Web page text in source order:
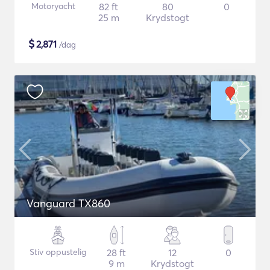
Motoryacht
82 ft
25 m
80
Krydstogt
0
$2,871 /dag
Vanguard TX860
Stiv oppustelig
28 ft
9 m
12
Krydstogt
0